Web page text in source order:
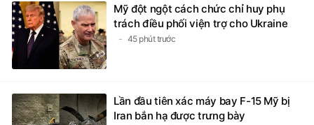
Mỹ đột ngột cách chức chỉ huy phụ
trách điều phối viện trợ cho Ukraine
45 phút trước
Lần đầu tiên xác máy bay F-15 Mỹ bị
Iran bắn hạ được trưng bày